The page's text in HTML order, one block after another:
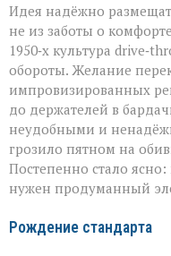
Идея надёжно
не из заботы о
1950‑х культура
обороты. Желание
импровизированных
до держателей в
неудобными и
грозило пятном на
Постепенно стало
нужен продуманный
Рождение стандарта